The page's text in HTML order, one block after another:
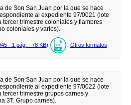
de Son San Juan por la que se hace
al expediente 97/0021 (lote
tercer trimestre coloniales y fiambres
coloniales y varios).
- 1 pág. - 78 KB) Otros formatos
de Son San Juan por la que se hace
al expediente 97/0022 (lote
tercer trimestre grupos carnes y
3T. Grupo carnes).